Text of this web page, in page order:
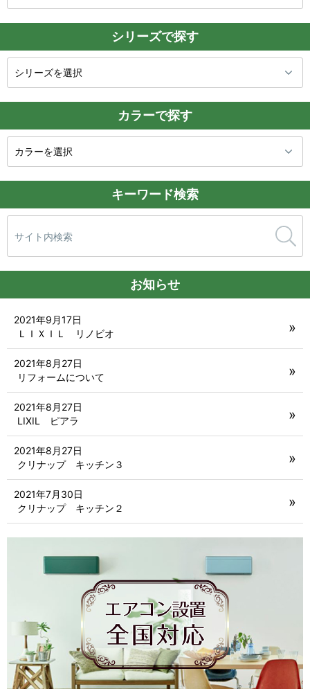
シリーズで探す
カラーで探す
キーワード検索
索:
お知らせ
ＬＩＸＩＬ リノビオ
2021年9月17日
リフォームについて
2021年8月27日
LIXIL ピアラ
2021年8月27日
クリナップ キッチン３
2021年8月27日
クリナップ キッチン２
2021年7月30日